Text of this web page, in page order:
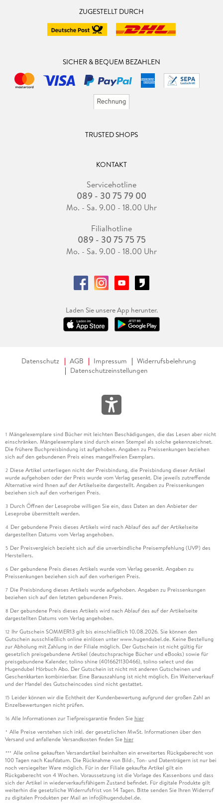
ZUGESTELLT DURCH
SICHER & BEQUEM BEZAHLEN
TRUSTED SHOPS
KONTAKT
Servicehotline
089 - 30 75 79 00
Mo. - Sa. 9.00 - 18.00 Uhr
Filialhotline
089 - 30 75 75 75
Mo. - Sa. 9.00 - 18.00 Uhr
Laden Sie unsere App herunter.
Datenschutz AGB Impressum
Widerrufsbelehrung
Datenschutzeinstellungen
1 Mängelexemplare sind Bücher mit leichten Beschädigungen, die das Lesen aber nicht
einschränken. Mängelexemplare sind durch einen Stempel als solche gekennzeichnet.
Die frühere Buchpreisbindung ist aufgehoben. Angaben zu Preissenkungen beziehen
sich auf den gebundenen Preis eines mangelfreien Exemplars.
2 Diese Artikel unterliegen nicht der Preisbindung, die Preisbindung dieser Artikel
wurde aufgehoben oder der Preis wurde vom Verlag gesenkt. Die jeweils zutreffende
Alternative wird Ihnen auf der Artikelseite dargestellt. Angaben zu Preissenkungen
beziehen sich auf den vorherigen Preis.
3 Durch Öffnen der Leseprobe willigen Sie ein, dass Daten an den Anbieter der
Leseprobe übermittelt werden.
4 Der gebundene Preis dieses Artikels wird nach Ablauf des auf der Artikelseite
dargestellten Datums vom Verlag angehoben.
5 Der Preisvergleich bezieht sich auf die unverbindliche Preisempfehlung (UVP) des
Herstellers.
6 Der gebundene Preis dieses Artikels wurde vom Verlag gesenkt. Angaben zu
Preissenkungen beziehen sich auf den vorherigen Preis.
7 Die Preisbindung dieses Artikels wurde aufgehoben. Angaben zu Preissenkungen
beziehen sich auf den letzten gebundenen Preis.
8 Der gebundene Preis dieses Artikels wird nach Ablauf des auf der Artikelseite
dargestellten Datums vom Verlag angehoben.
12 Ihr Gutschein SOMMER13 gilt bis einschließlich 10.08.2026. Sie können den
Gutschein ausschließlich online einlösen unter www.hugendubel.de. Keine Bestellung
zur Abholung mit Zahlung in der Filiale möglich. Der Gutschein ist nicht gültig für
gesetzlich preisgebundene Artikel (deutschsprachige Bücher und eBooks) sowie für
preisgebundene Kalender, tolino shine (4016621130466), tolino select und das
Hugendubel Hörbuch Abo. Der Gutschein ist nicht mit anderen Gutscheinen und
Geschenkkarten kombinierbar. Eine Barauszahlung ist nicht möglich. Ein Weiterverkauf
und der Handel des Gutscheincodes sind nicht gestattet.
15 Leider können wir die Echtheit der Kundenbewertung aufgrund der großen Zahl an
Einzelbewertungen nicht prüfen.
16 Alle Informationen zur Tiefpreisgarantie finden Sie hier
* Alle Preise verstehen sich inkl. der gesetzlichen MwSt. Informationen über den
Versand und anfallende Versandkosten finden Sie hier
*** Alle online gekauften Versandartikel beinhalten ein erweitertes Rückgaberecht von
100 Tagen nach Kaufdatum. Die Rücknahme von Bild-, Ton- und Datenträgern ist nur bei
noch versiegelter Ware möglich. Für in der Filiale gekaufte Artikel gilt ein
Rückgaberecht von 4 Wochen. Voraussetzung ist die Vorlage des Kassenbons und dass
sich der Artikel in wiederverkaufsfähigem Zustand befindet. Für digitale Produkte gilt
weiterhin die gesetzliche Widerrufsfrist von 14 Tagen. Bitte senden Sie Ihren Widerruf
zu digitalen Produkten per Mail an info@hugendubel.de.